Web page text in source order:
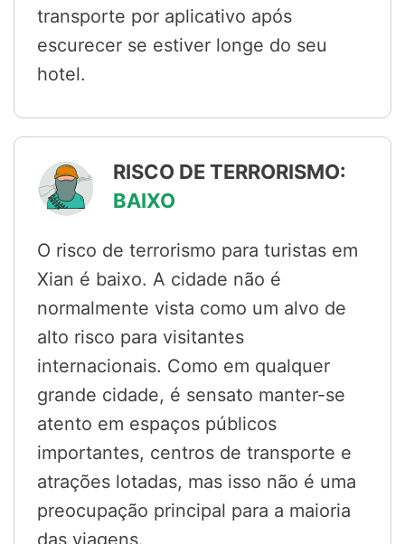
transporte por aplicativo após
escurecer se estiver longe do seu
hotel.
RISCO DE TERRORISMO:
BAIXO
O risco de terrorismo para turistas em
Xian é baixo. A cidade não é
normalmente vista como um alvo de
alto risco para visitantes
internacionais. Como em qualquer
grande cidade, é sensato manter-se
atento em espaços públicos
importantes, centros de transporte e
atrações lotadas, mas isso não é uma
preocupação principal para a maioria